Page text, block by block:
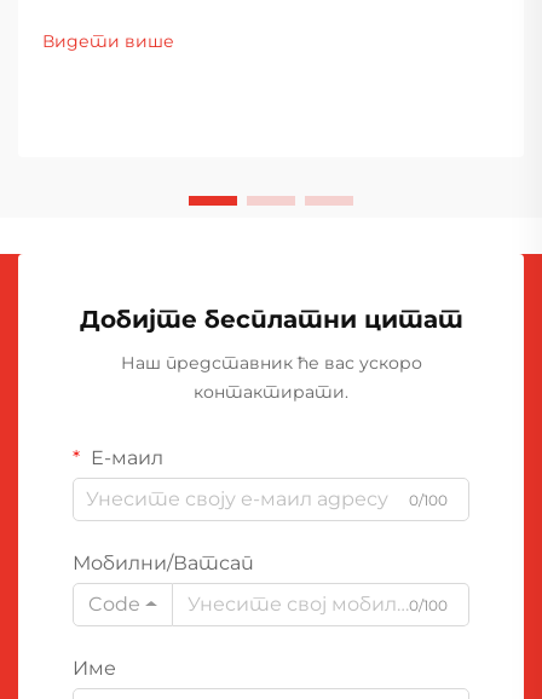
Видети више
Добијте бесплатни цитат
Наш представник ће вас ускоро
контактирати.
Е-маил
0/100
Мобилни/Ватсап
Code
0/100
Име